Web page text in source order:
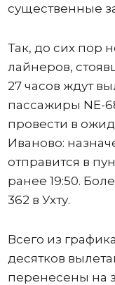
существенные
Так, до сих пор
лайнеров,
27 часов ждут
пассажиры NE-
провести в
Иваново:
отправится в
ранее 19:50.
362 в Ухту.
Всего из
десятков
перенесены на